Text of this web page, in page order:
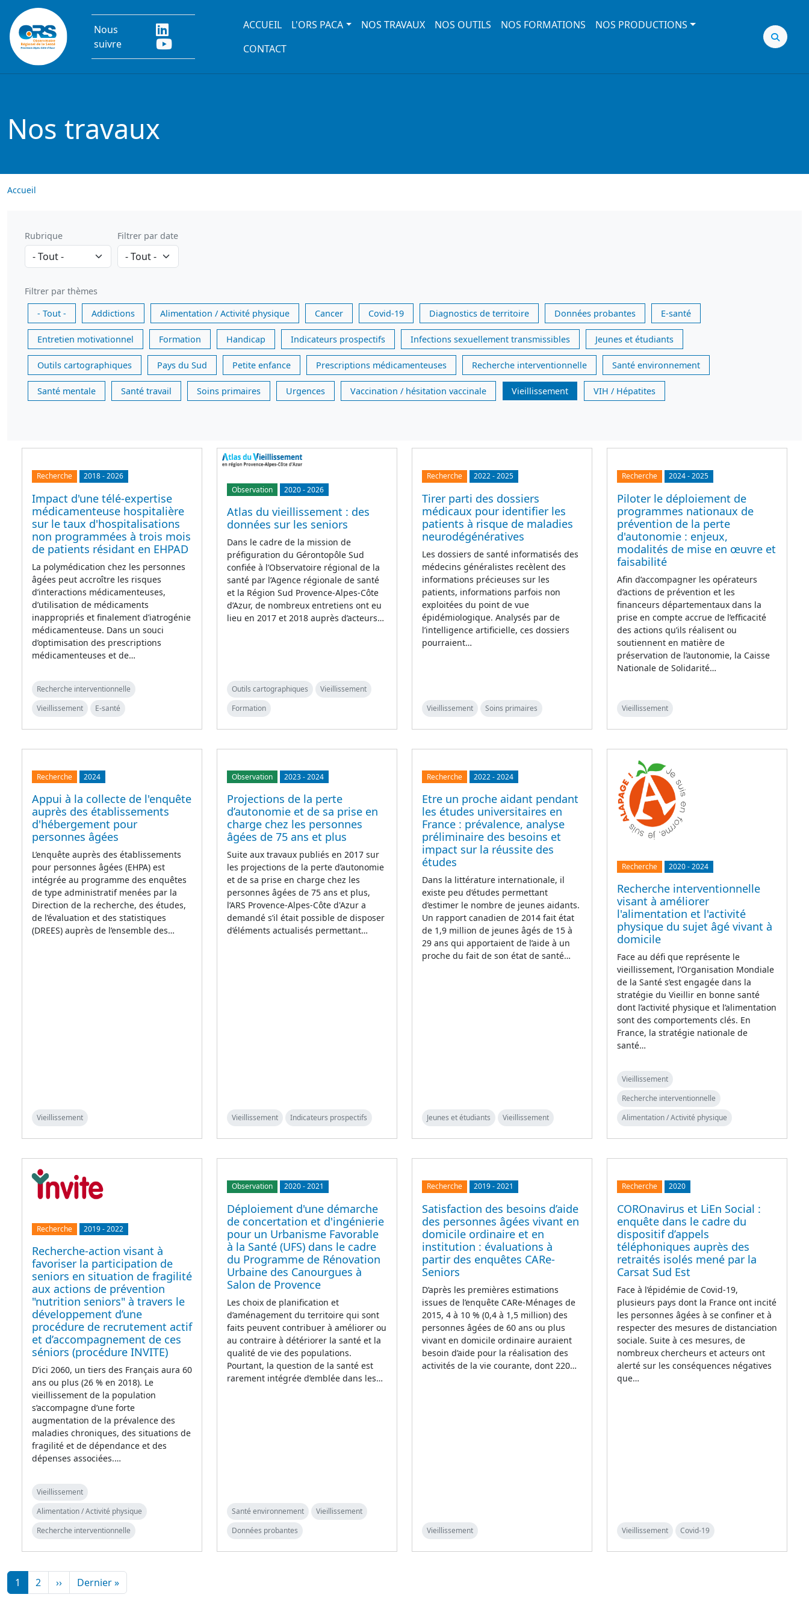
Aller au contenu principal
Nous
suivre
Main navigation
ACCUEIL L'ORS PACA NOS TRAVAUX NOS OUTILS NOS FORMATIONS
NOS PRODUCTIONS
CONTACT
Nos travaux
Accueil
Rubrique Filtrer par date
Filtrer par thèmes
- Tout -
Addictions Alimentation / Activité physique Cancer Covid-19 Diagnostics de territoire Données probantes E-santé
Entretien motivationnel Formation Handicap Indicateurs prospectifs Infections sexuellement transmissibles Jeunes et étudiants
Outils cartographiques Pays du Sud Petite enfance Prescriptions médicamenteuses Recherche interventionnelle Santé environnement
Santé mentale Santé travail Soins primaires Urgences Vaccination / hésitation vaccinale Vieillissement VIH / Hépatites
Recherche 2018-2026
Impact d'une télé-expertise
médicamenteuse hospitalière
sur le taux d'hospitalisations
non programmées à trois mois
de patients résidant en EHPAD
La polymédication chez les personnes
âgées peut accroître les risques
d’interactions médicamenteuses,
d’utilisation de médicaments
inappropriés et finalement d’iatrogénie
médicamenteuse. Dans un souci
d’optimisation des prescriptions
médicamenteuses et de…
Recherche interventionnelle
Vieillissement
E-santé
Observation 2020-2026
Atlas du vieillissement : des
données sur les seniors
Dans le cadre de la mission de
préfiguration du Gérontopôle Sud
confiée à l’Observatoire régional de la
santé par l’Agence régionale de santé
et la Région Sud Provence-Alpes-Côte
d’Azur, de nombreux entretiens ont eu
lieu en 2017 et 2018 auprès d’acteurs…
Outils cartographiques
Vieillissement
Formation
Recherche 2022-2025
Tirer parti des dossiers
médicaux pour identifier les
patients à risque de maladies
neurodégénératives
Les dossiers de santé informatisés des
médecins généralistes recèlent des
informations précieuses sur les
patients, informations parfois non
exploitées du point de vue
épidémiologique. Analysés par de
l’intelligence artificielle, ces dossiers
pourraient…
Vieillissement Soins primaires
Recherche 2024-2025
Piloter le déploiement de
programmes nationaux de
prévention de la perte
d'autonomie : enjeux,
modalités de mise en œuvre et
faisabilité
Afin d’accompagner les opérateurs
d’actions de prévention et les
financeurs départementaux dans la
prise en compte accrue de l’efficacité
des actions qu’ils réalisent ou
soutiennent en matière de
préservation de l’autonomie, la Caisse
Nationale de Solidarité…
Vieillissement
Recherche 2024
Appui à la collecte de l'enquête
auprès des établissements
d'hébergement pour
personnes âgées
L’enquête auprès des établissements
pour personnes âgées (EHPA) est
intégrée au programme des enquêtes
de type administratif menées par la
Direction de la recherche, des études,
de l’évaluation et des statistiques
(DREES) auprès de l’ensemble des…
Vieillissement
Observation 2023-2024
Projections de la perte
d’autonomie et de sa prise en
charge chez les personnes
âgées de 75 ans et plus
Suite aux travaux publiés en 2017 sur
les projections de la perte d’autonomie
et de sa prise en charge chez les
personnes âgées de 75 ans et plus,
l’ARS Provence-Alpes-Côte d'Azur a
demandé s’il était possible de disposer
d’éléments actualisés permettant…
Vieillissement Indicateurs prospectifs
Recherche 2022-2024
Etre un proche aidant pendant
les études universitaires en
France : prévalence, analyse
préliminaire des besoins et
impact sur la réussite des
études
Dans la littérature internationale, il
existe peu d’études permettant
d’estimer le nombre de jeunes aidants.
Un rapport canadien de 2014 fait état
de 1,9 million de jeunes âgés de 15 à
29 ans qui apportaient de l’aide à un
proche du fait de son état de santé…
Jeunes et étudiants Vieillissement
Recherche 2020-2024
Recherche interventionnelle
visant à améliorer
l'alimentation et l'activité
physique du sujet âgé vivant à
domicile
Face au défi que représente le
vieillissement, l’Organisation Mondiale
de la Santé s’est engagée dans la
stratégie du Vieillir en bonne santé
dont l’activité physique et l’alimentation
sont des comportements clés. En
France, la stratégie nationale de
santé…
Vieillissement
Recherche interventionnelle
Alimentation / Activité physique
Recherche 2019-2022
Recherche-action visant à
favoriser la participation de
seniors en situation de fragilité
aux actions de prévention
"nutrition seniors" à travers le
développement d’une
procédure de recrutement actif
et d’accompagnement de ces
séniors (procédure INVITE)
D’ici 2060, un tiers des Français aura 60
ans ou plus (26 % en 2018). Le
vieillissement de la population
s’accompagne d’une forte
augmentation de la prévalence des
maladies chroniques, des situations de
fragilité et de dépendance et des
dépenses associées.…
Vieillissement
Alimentation / Activité physique
Recherche interventionnelle
Observation 2020-2021
Déploiement d'une démarche
de concertation et d'ingénierie
pour un Urbanisme Favorable
à la Santé (UFS) dans le cadre
du Programme de Rénovation
Urbaine des Canourgues à
Salon de Provence
Les choix de planification et
d’aménagement du territoire qui sont
faits peuvent contribuer à améliorer ou
au contraire à détériorer la santé et la
qualité de vie des populations.
Pourtant, la question de la santé est
rarement intégrée d’emblée dans les…
Santé environnement
Vieillissement
Données probantes
Recherche 2019-2021
Satisfaction des besoins d’aide
des personnes âgées vivant en
domicile ordinaire et en
institution : évaluations à
partir des enquêtes CARe-
Seniors
D’après les premières estimations
issues de l’enquête CARe-Ménages de
2015, 4 à 10 % (0,4 à 1,5 million) des
personnes âgées de 60 ans ou plus
vivant en domicile ordinaire auraient
besoin d’aide pour la réalisation des
activités de la vie courante, dont 220…
Vieillissement
Recherche 2020
COROnavirus et LiEn Social :
enquête dans le cadre du
dispositif d’appels
téléphoniques auprès des
retraités isolés mené par la
Carsat Sud Est
Face à l’épidémie de Covid-19,
plusieurs pays dont la France ont incité
les personnes âgées à se confiner et à
respecter des mesures de distanciation
sociale. Suite à ces mesures, de
nombreux chercheurs et acteurs ont
alerté sur les conséquences négatives
que…
Vieillissement Covid-19
Pagination
1 2 ››Page suivante
Dernier »Dernière page